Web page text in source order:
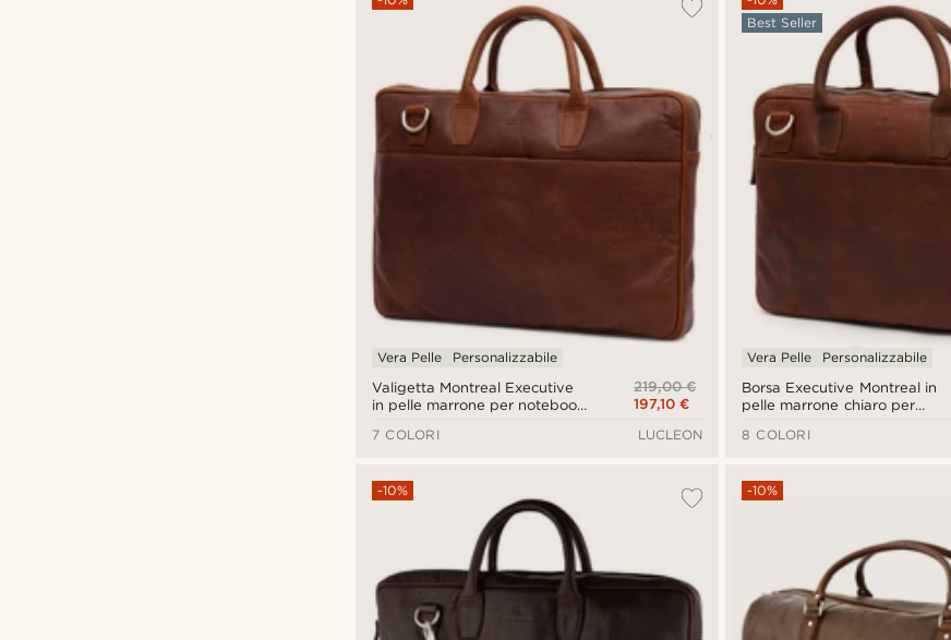
Valigetta Montreal Executive
in pelle marrone per notebook
Vera Pelle
Personalizzabile
219,00 €
197,10 €
7 COLORI
LUCLEON
Borsa Executive Montreal in
pelle marrone chiaro per
Best Seller
Vera Pelle
Personalizzabile
8 COLORI
-10% -10%